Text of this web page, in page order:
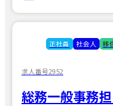
正社員 社会人 移
求人番号2952
総務一般事務